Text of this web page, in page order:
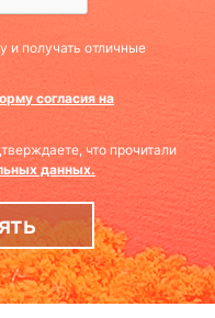
и получать отличные
согласия на
что прочитали
данных.